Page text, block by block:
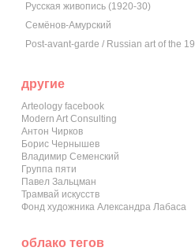
Русская живопись (1920-30)
Семёнов-Амурский
Post-avant-garde / Russian art of the
другие
Arteology facebook
Modern Art Consulting
Антон Чирков
Борис Чернышев
Владимир Семенский
Группа пяти
Павел Зальцман
Трамвай искусств
Фонд художника Александра Лабаса
облако тегов